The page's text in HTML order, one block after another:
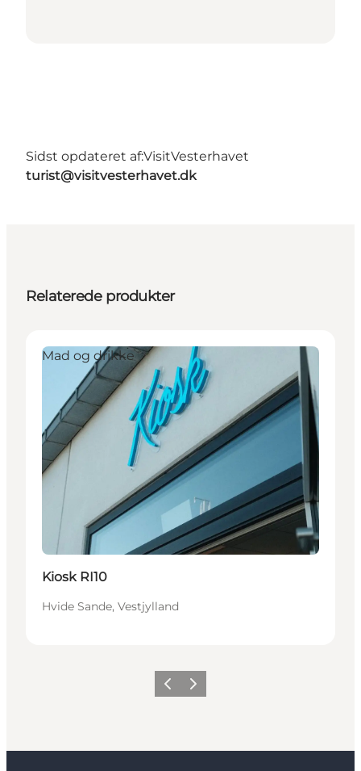
Sidst opdateret af:VisitVesterhavet
turist@visitvesterhavet.dk
Relaterede produkter
Mad og drikke
Kiosk RI10
Hvide Sande, Vestjylland
ForrigeNæste